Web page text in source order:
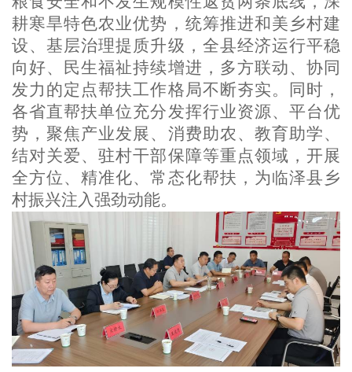
耕寒旱特色农业优势，统筹推进和美乡村建
设、基层治理提质升级，全县经济运行平稳
向好、民生福祉持续增进，多方联动、协同
发力的定点帮扶工作格局不断夯实。同时，
各省直帮扶单位充分发挥行业资源、平台优
势，聚焦产业发展、消费助农、教育助学、
结对关爱、驻村干部保障等重点领域，开展
全方位、精准化、常态化帮扶，为临泽县乡
村振兴注入强劲动能。